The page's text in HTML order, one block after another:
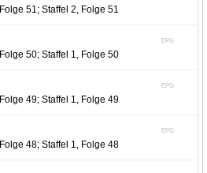
Folge 51; Staffel 2, Folge 51
EPG
Folge 50; Staffel 1, Folge 50
EPG
Folge 49; Staffel 1, Folge 49
EPG
Folge 48; Staffel 1, Folge 48